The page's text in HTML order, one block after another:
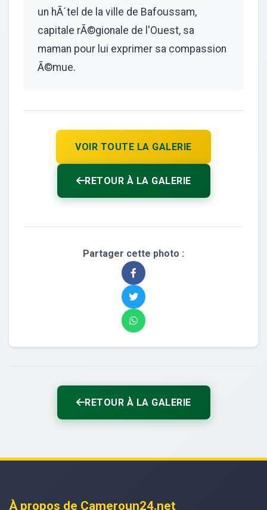
un hÃ´tel de la ville de Bafoussam,
capitale rÃ©gionale de l'Ouest, sa
maman pour lui exprimer sa compassion
Ã©mue.
VOIR TOUTE LA GALERIE
RETOUR À LA GALERIE
Partager cette photo :
RETOUR À LA GALERIE
À propos de Cameroun24.net